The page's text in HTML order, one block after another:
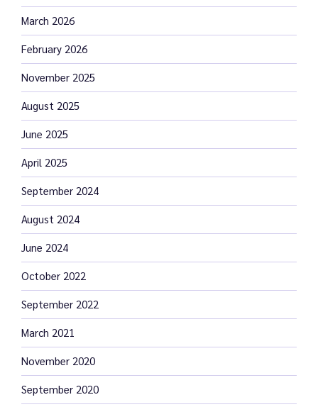
March 2026
February 2026
November 2025
August 2025
June 2025
April 2025
September 2024
August 2024
June 2024
October 2022
September 2022
March 2021
November 2020
September 2020